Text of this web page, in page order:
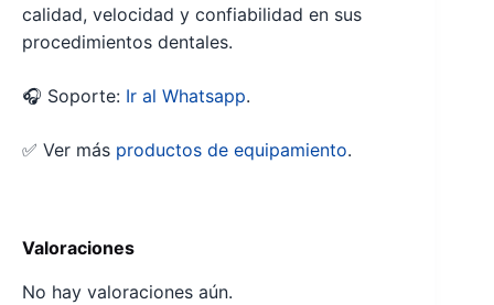
calidad, velocidad y confiabilidad en sus
procedimientos dentales.
🎧 Soporte: Ir al Whatsapp.
✅ Ver más productos de equipamiento.
Valoraciones
No hay valoraciones aún.